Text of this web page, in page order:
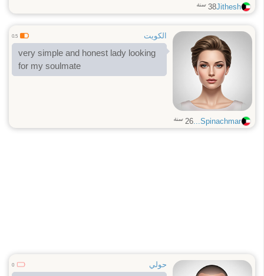
Jithesh
38 سنة
الكويت 0.5
very simple and honest lady looking
for my soulmate
Spinachmar...
26 سنة
حولي 0